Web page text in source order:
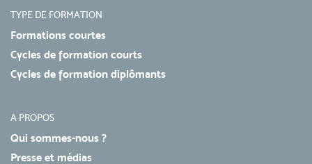
TYPE DE FORMATION
Formations courtes
Cycles de formation courts
Cycles de formation diplômants
A PROPOS
Qui sommes-nous ?
Presse et médias